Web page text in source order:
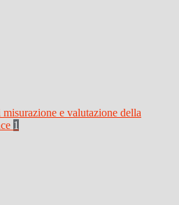
misurazione e valutazione della
1